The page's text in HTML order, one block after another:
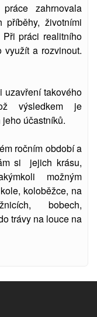
zahrnovala
životními
práci realitního
využít a rozvinout.
uzavření takového
výsledkem je
účastníků.
ročním období a
si jejich krásu,
možným
koloběžce, na
bobech,
trávy na louce na